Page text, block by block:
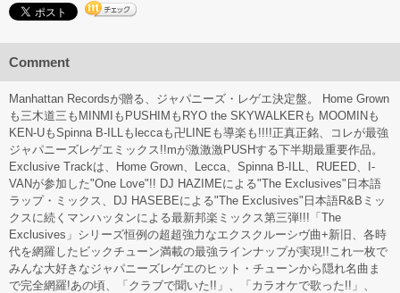
Comment
Manhattan Recordsが贈る、ジャパニーズ・レゲエ決定盤。 Home Grown
も三木道三もMINMIもPUSHIMもRYO the SKYWALKERも MOOMINも
KEN-UもSpinna B-ILLもleccaも卍LINEも導楽も!!!!正真正銘、コレが最強
ジャパニーズレゲエミックス!!mが激激激PUSHする下半期最重要作品。
Exclusive Trackは、Home Grown、Lecca、Spinna B-ILL、RUEED、I-
VANが参加した"One Love"!! DJ HAZIMEによる"The Exclusives"日本語
ラップ・ミックス、DJ HASEBEによる"The Exclusives"日本語R&Bミッ
クスに続くマンハッタンによる最新邦楽ミックス第三弾!!!「The
Exclusives」シリーズ恒例の超超強力なエクスクルーシヴ曲+新旧、各時
代を網羅したビックチューン満載の最強ラインナップが実現!!これ一枚で
みんな大好きなジャパニーズレゲエのヒット・チューンから隠れ名曲ま
で完全網羅!あの頃、「クラブで聞いた!!」、「カラオケで歌った!!」、